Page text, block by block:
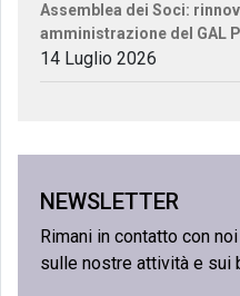
Assemblea dei Soci:
amministrazione del GAL
14 Luglio 2026
NEWSLETTER
Rimani in contatto con
sulle nostre attività e sui